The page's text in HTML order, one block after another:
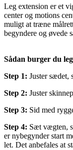
Leg extension er et
center og motions
muligt at træne
begyndere og øvede
Sådan burger du
Step 1: Juster sædet,
Step 2: Juster
Step 3: Sid med
Step 4: Sæt vægten,
er nybegynder start
let. Det anbefales at